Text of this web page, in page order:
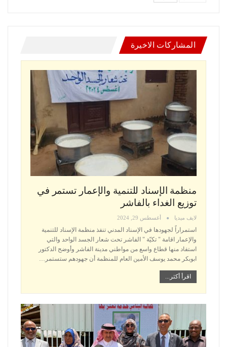
المشاركات الاخيرة
منظمة الإسناد للتنمية والإعمار تستمر في
توزيع الغداء بالفاشر
لايف ميديا أغسطس 29, 2024
استمراراً لجهودها في الإسناد المدني تنفذ منظمة الإسناد للتنمية
والإعمار اقامة " تكيّة " الفاشر تحت شعار الجسد الواحد والتي
استفاد منها قطاع واسع من مواطني مدينة الفاشر وأوضح الدكتور
ابوبكر محمد يوسف الأمين العام للمنظمة أن جهودهم ستستمر …
اقرأ أكثر...